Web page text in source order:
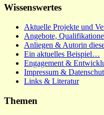
Wissenswertes
Aktuelle Projekte und
Angebote,
Anliegen & Autorin
Ein aktuelles Beispiel…
Engagement &
Impressum &
Links & Literatur
Themen